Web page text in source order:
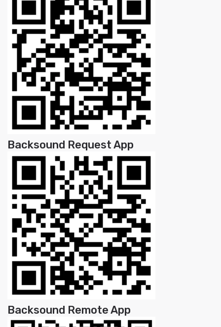
Backsound Request App
Backsound Remote App